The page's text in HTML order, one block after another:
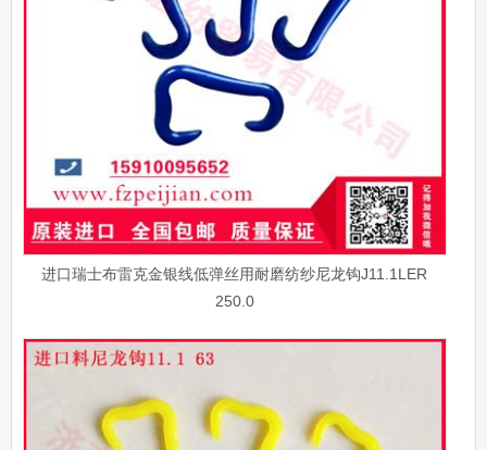
进口瑞士布雷克金银线低弹丝用耐磨纺纱尼龙钩J11.1LER
250.0